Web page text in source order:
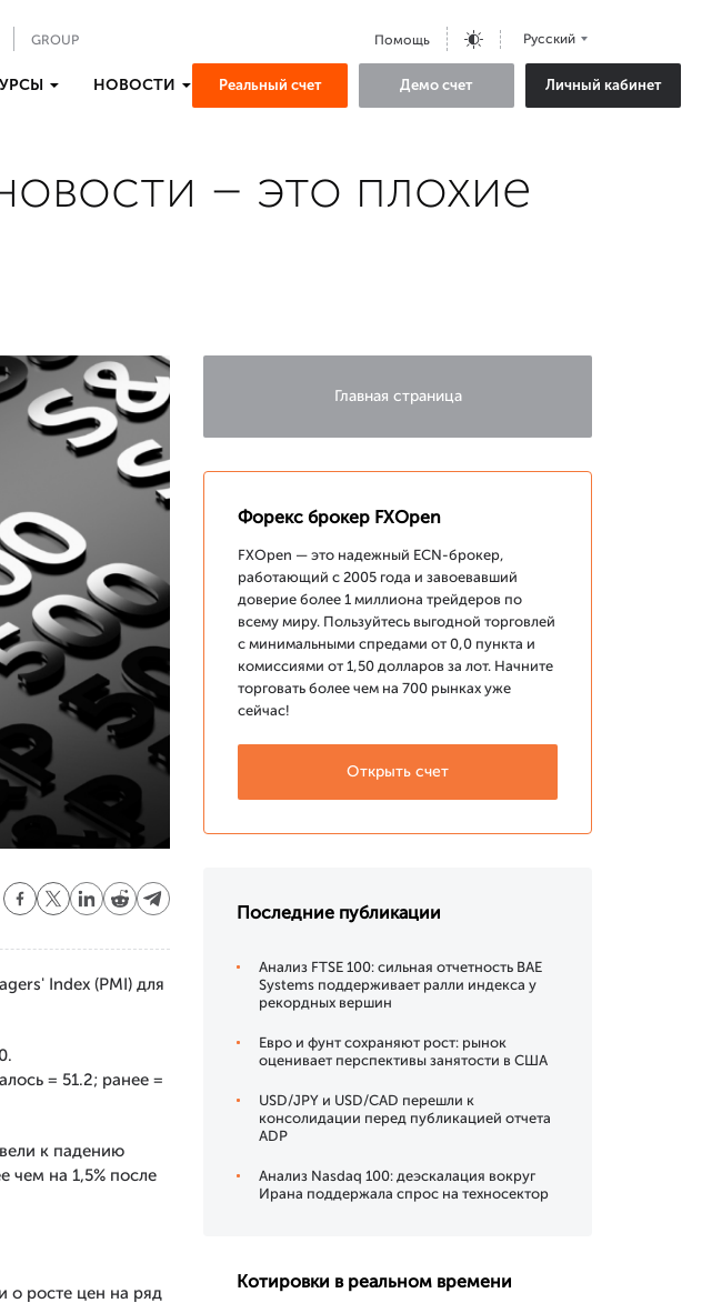
GROUP Помощь Русский
НОВОСТИ Реальный счет Демо счет Личный кабинет
– это плохие
Index (PMI) для
= 51.2; ранее =
к падению
чем на 1,5% после
о росте цен на ряд
Главная страница
Форекс брокер FXOpen
FXOpen — это надежный ECN-брокер,
работающий с 2005 года и завоевавший
доверие более 1 миллиона трейдеров по
всему миру. Пользуйтесь выгодной торговлей
с минимальными спредами от 0,0 пункта и
комиссиями от 1,50 долларов за лот. Начните
торговать более чем на 700 рынках уже
сейчас!
Открыть счет
Последние публикации
Анализ FTSE 100: сильная отчетность BAE
Systems поддерживает ралли индекса у
рекордных вершин
Евро и фунт сохраняют рост: рынок
оценивает перспективы занятости в США
USD/JPY и USD/CAD перешли к
консолидации перед публикацией отчета
ADP
Анализ Nasdaq 100: деэскалация вокруг
Ирана поддержала спрос на техносектор
Котировки в реальном времени